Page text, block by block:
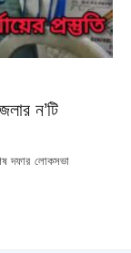
ন’টি
দফার লোকসভা